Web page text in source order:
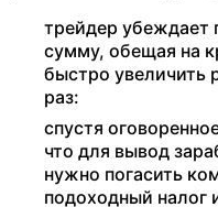
трейдер убеждает
сумму, обещая на
быстро увеличить
раз:
спустя
что для вывод
нужно погасить
подоходный налог